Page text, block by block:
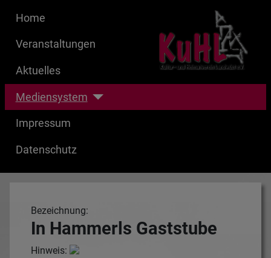
Home
Veranstaltungen
Aktuelles
Mediensystem
Impressum
Datenschutz
Bezeichnung:
In Hammerls Gaststube
Hinweis: